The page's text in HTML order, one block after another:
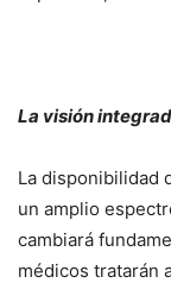
La visión
La disponibilidad
un amplio
cambiará
médicos tratarán